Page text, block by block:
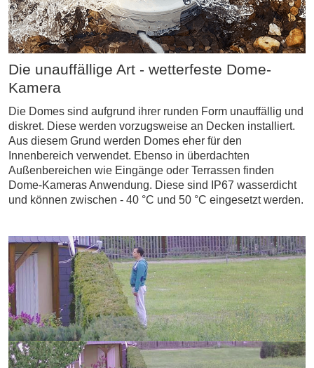
Die unauffällige Art - wetterfeste Dome-
Kamera
Die Domes sind aufgrund ihrer runden Form unauffällig und
diskret. Diese werden vorzugsweise an Decken installiert.
Aus diesem Grund werden Domes eher für den
Innenbereich verwendet. Ebenso in überdachten
Außenbereichen wie Eingänge oder Terrassen finden
Dome-Kameras Anwendung. Diese sind IP67 wasserdicht
und können zwischen - 40 °C und 50 °C eingesetzt werden.